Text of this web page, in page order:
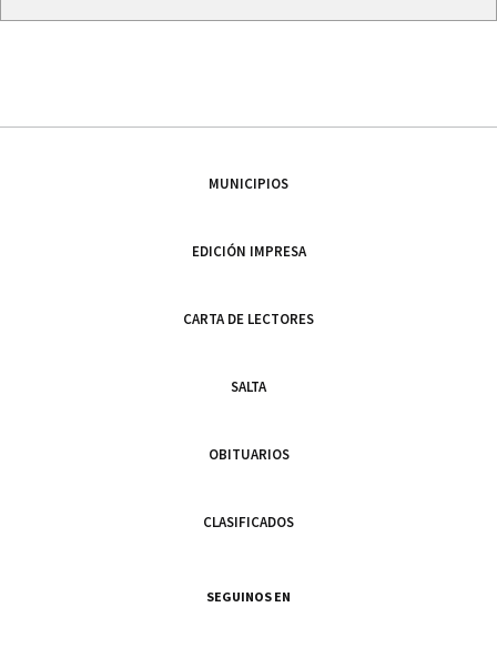
MUNICIPIOS
EDICIÓN IMPRESA
CARTA DE LECTORES
SALTA
OBITUARIOS
CLASIFICADOS
SEGUINOS EN